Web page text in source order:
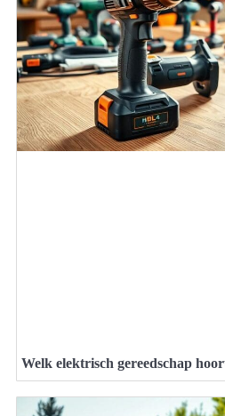
Welk elektrisch gereedschap